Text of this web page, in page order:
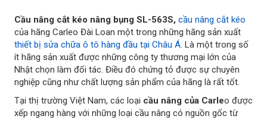
Cầu nâng cắt kéo nâng bụng SL-563S, cầu nâng cắt kéo
của hãng Carleo Đài Loan một trong những hãng sản xuất
thiết bị sửa chữa ô tô hàng đầu tại Châu Á. Là một trong số
ít hãng sản xuất được những công ty thương mại lớn của
Nhật chọn làm đối tác. Điều đó chứng tỏ được sự chuyên
nghiệp cũng như chất lượng sản phẩm của hãng là rất tốt.
Tại thị trường Việt Nam, các loại cầu nâng của Carleo được
xếp ngang hàng với những loại cầu nâng có nguồn gốc từ